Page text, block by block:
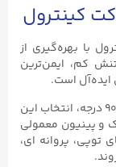
با بهره‌گیری از
کم، ایمن‌ترین
ایده‌آل است.
با کمترین تلفات گشتاور، معمولاً فقط ۲۰٪ برای ۹۰ درجه، انتخاب این
و پینیون معمولی
پروانه ای،